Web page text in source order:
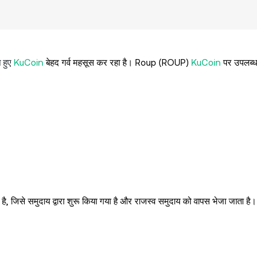
हुए KuCoin बेहद गर्व महसूस कर रहा है। Roup (ROUP) KuCoin पर उपलब्ध
समुदाय द्वारा शुरू किया गया है और राजस्व समुदाय को वापस भेजा जाता है।